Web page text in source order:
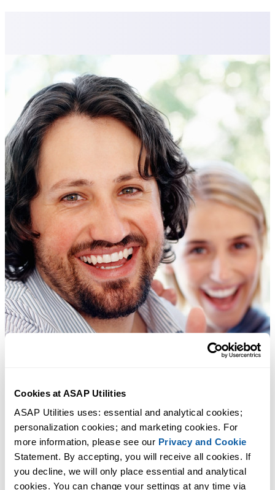
Cookies at ASAP Utilities
ASAP Utilities uses: essential and analytical cookies;
personalization cookies; and marketing cookies. For
more information, please see our Privacy and Cookie
Statement. By accepting, you will receive all cookies. If
you decline, we will only place essential and analytical
cookies. You can change your settings at any time via